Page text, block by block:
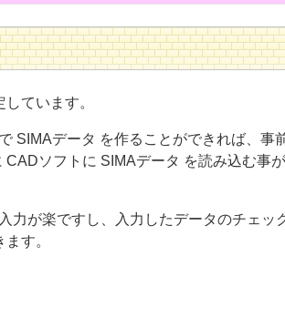
ています。
SIMAデータ を作ることができれば、事
ソフトに SIMAデータ を読み込む事
が楽ですし、入力したデータのチェッ
す。